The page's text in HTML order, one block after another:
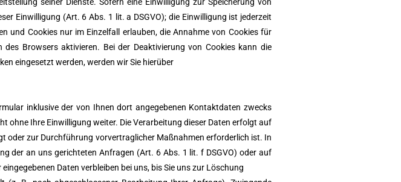
Einwilligung (Art. 6 Abs. 1 lit. a DSGVO); die Einwilligung ist jederzeit
und Cookies nur im Einzelfall erlauben, die Annahme von Cookies für
Browsers aktivieren. Bei der Deaktivierung von Cookies kann die
eingesetzt werden, werden wir Sie hierüber
inklusive der von Ihnen dort angegebenen Kontaktdaten zwecks
ohne Ihre Einwilligung weiter. Die Verarbeitung dieser Daten erfolgt auf
oder zur Durchführung vorvertraglicher Maßnahmen erforderlich ist. In
der an uns gerichteten Anfragen (Art. 6 Abs. 1 lit. f DSGVO) oder auf
Daten verbleiben bei uns, bis Sie uns zur Löschung